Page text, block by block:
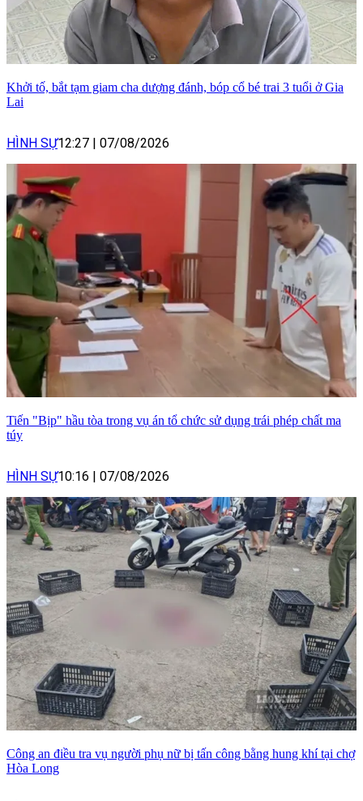
Khởi tố, bắt tạm giam cha dượng đánh, bóp cổ bé trai 3 tuổi ở Gia
Lai
HÌNH SỰ12:27 07/08/2026
Tiến "Bịp" hầu tòa trong vụ án tổ chức sử dụng trái phép chất ma
túy
HÌNH SỰ10:16 07/08/2026
Công an điều tra vụ người phụ nữ bị tấn công bằng hung khí tại chợ
Hòa Long